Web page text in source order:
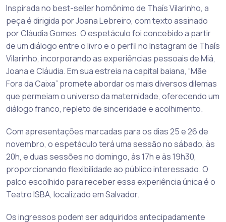
Inspirada no best-seller homônimo de Thaís Vilarinho, a
peça é dirigida por Joana Lebreiro, com texto assinado
por Cláudia Gomes. O espetáculo foi concebido a partir
de um diálogo entre o livro e o perfil no Instagram de Thaís
Vilarinho, incorporando as experiências pessoais de Miá,
Joana e Cláudia. Em sua estreia na capital baiana, “Mãe
Fora da Caixa” promete abordar os mais diversos dilemas
que permeiam o universo da maternidade, oferecendo um
diálogo franco, repleto de sinceridade e acolhimento.
Com apresentações marcadas para os dias 25 e 26 de
novembro, o espetáculo terá uma sessão no sábado, às
20h, e duas sessões no domingo, às 17h e às 19h30,
proporcionando flexibilidade ao público interessado. O
palco escolhido para receber essa experiência única é o
Teatro ISBA, localizado em Salvador.
Os ingressos podem ser adquiridos antecipadamente